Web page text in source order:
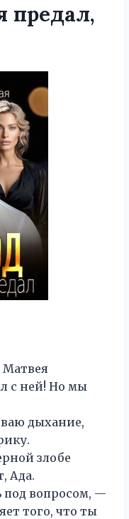
предал,
Матвея
с ней! Но мы
дыхание,
злобе
Ада.
под вопросом, —
того, что ты